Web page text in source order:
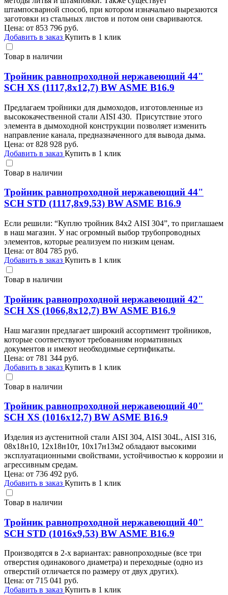
штампосварной способ, при котором изначально вырезаются
заготовки из стальных листов и потом они свариваются.
Цена: от 853 796 руб.
Добавить в заказ Купить в 1 клик
Товар в наличии
Тройник равнопроходной нержавеющий 44"
SCH XS (1117,8х12,7) BW ASME B16.9
Предлагаем тройники для дымоходов, изготовленные из
высококачественной стали AISI 430. Присутствие этого
элемента в дымоходной конструкции позволяет изменить
направление канала, предназначенного для вывода дыма.
Цена: от 828 928 руб.
Добавить в заказ Купить в 1 клик
Товар в наличии
Тройник равнопроходной нержавеющий 44"
SCH STD (1117,8х9,53) BW ASME B16.9
Если решили: “Куплю тройник 84х2 AISI 304”, то приглашаем
в наш магазин. У нас огромный выбор трубопроводных
элементов, которые реализуем по низким ценам.
Цена: от 804 785 руб.
Добавить в заказ Купить в 1 клик
Товар в наличии
Тройник равнопроходной нержавеющий 42"
SCH XS (1066,8х12,7) BW ASME B16.9
Наш магазин предлагает широкий ассортимент тройников,
которые соответствуют требованиям нормативных
документов и имеют необходимые сертификаты.
Цена: от 781 344 руб.
Добавить в заказ Купить в 1 клик
Товар в наличии
Тройник равнопроходной нержавеющий 40"
SCH XS (1016х12,7) BW ASME B16.9
Изделия из аустенитной стали AISI 304, AISI 304L, AISI 316,
08х18н10, 12х18н10т, 10х17н13м2 обладают высокими
эксплуатационными свойствами, устойчивостью к коррозии и
агрессивным средам.
Цена: от 736 492 руб.
Добавить в заказ Купить в 1 клик
Товар в наличии
Тройник равнопроходной нержавеющий 40"
SCH STD (1016х9,53) BW ASME B16.9
Производятся в 2-х вариантах: равнопроходные (все три
отверстия одинакового диаметра) и переходные (одно из
отверстий отличается по размеру от двух других).
Цена: от 715 041 руб.
Добавить в заказ Купить в 1 клик